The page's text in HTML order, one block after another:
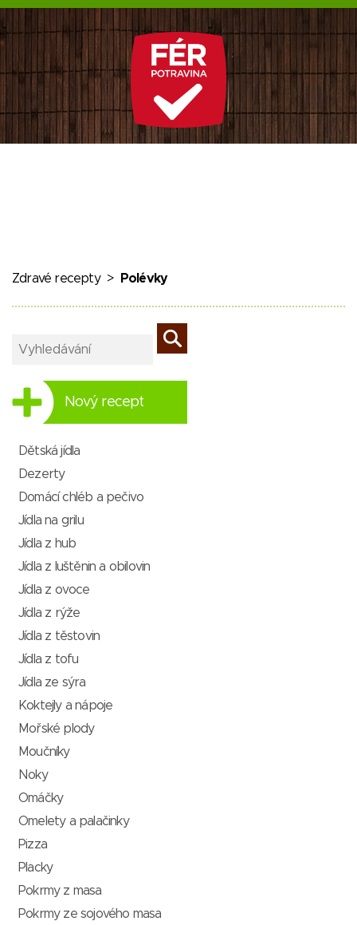
Zdravé recepty> Polévky
Nový recept
Dětská jídla
Dezerty
Domácí chléb a pečivo
Jídla na grilu
Jídla z hub
Jídla z luštěnin a obilovin
Jídla z ovoce
Jídla z rýže
Jídla z těstovin
Jídla z tofu
Jídla ze sýra
Koktejly a nápoje
Mořské plody
Moučníky
Noky
Omáčky
Omelety a palačinky
Pizza
Placky
Pokrmy z masa
Pokrmy ze sojového masa